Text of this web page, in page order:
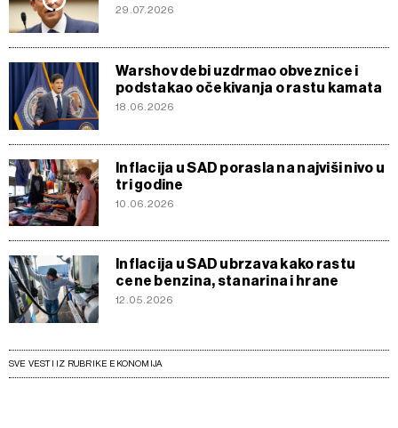
29.07.2026
Warshov debi uzdrmao obveznice i
podstakao očekivanja o rastu kamata
18.06.2026
Inflacija u SAD porasla na najviši nivo u
tri godine
10.06.2026
Inflacija u SAD ubrzava kako rastu
cene benzina, stanarina i hrane
12.05.2026
SVE VESTI IZ RUBRIKE EKONOMIJA